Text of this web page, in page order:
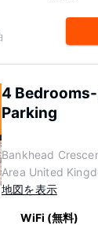
4
Parking
Bankhead
Area United
地図を表示
WiFi (無料)